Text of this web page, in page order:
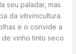
seu paladar, mas
da vitivinicultura.
e o convide a
vinho tinto seco